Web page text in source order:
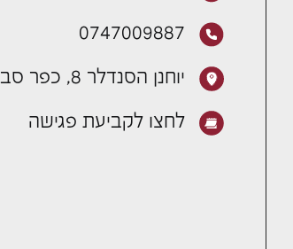
0747009887
יוחנן הסנדלר 8, כפר סבא
לחצו לקביעת פגישה